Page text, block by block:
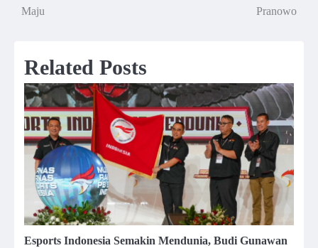
Maju
Pranowo
Related Posts
Esports Indonesia Semakin Mendunia, Budi Gunawan